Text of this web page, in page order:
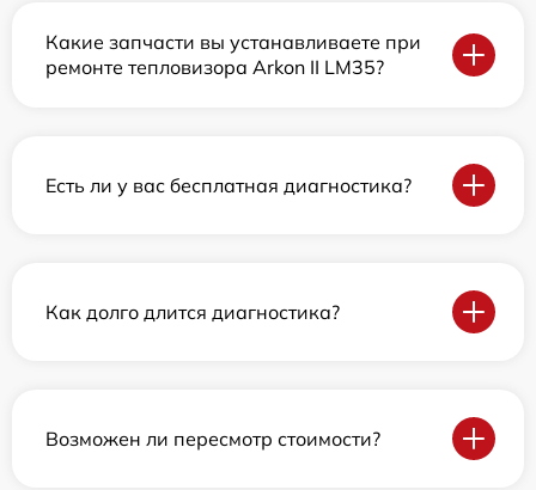
Какие запчасти вы устанавливаете при
ремонте тепловизора Arkon II LM35?
Есть ли у вас бесплатная диагностика?
Как долго длится диагностика?
Возможен ли пересмотр стоимости?